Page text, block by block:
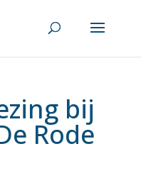
bij
Rode